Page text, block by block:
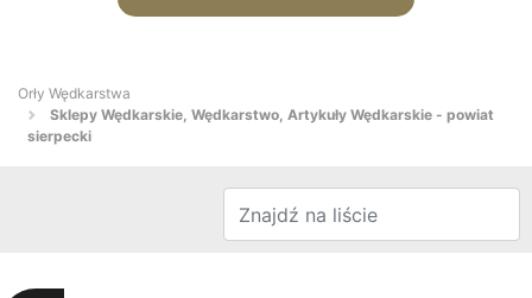
Orły Wędkarstwa
Sklepy Wędkarskie, Wędkarstwo, Artykuły Wędkarskie - powiat
sierpecki